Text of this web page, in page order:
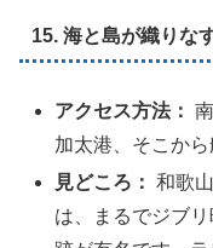
15. 海と島が織りな
アクセス方法：
加太港、そこから
見どころ： 和歌
は、まるでジブ